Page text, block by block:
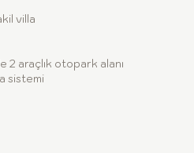
villa
2 araçlık otopark alanı
sistemi